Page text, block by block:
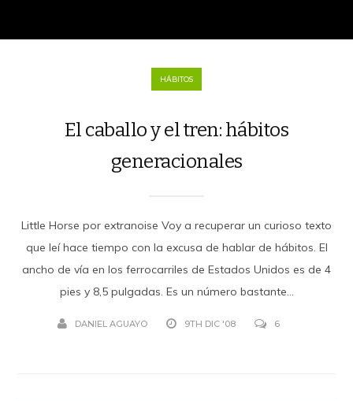
HÁBITOS
El caballo y el tren: hábitos
generacionales
Little Horse por extranoise Voy a recuperar un curioso texto
que leí hace tiempo con la excusa de hablar de hábitos. El
ancho de vía en los ferrocarriles de Estados Unidos es de 4
pies y 8,5 pulgadas. Es un número bastante...
DANIEL AGUAYO 9TH DIC '08 6